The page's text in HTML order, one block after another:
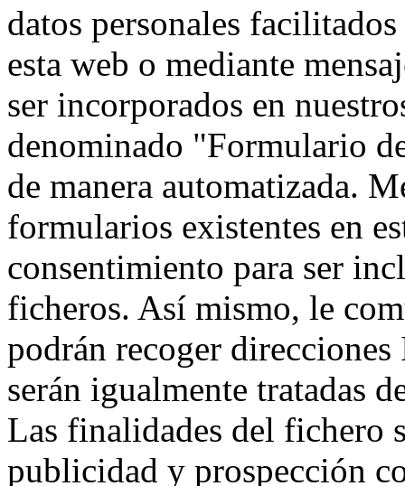
datos personales
esta web o mediante
ser incorporados en
denominado "Formulario
de manera automatizada.
formularios existentes en
consentimiento para ser
ficheros. Así mismo, le
podrán recoger
serán igualmente tratadas
Las finalidades del fichero
publicidad y prospección